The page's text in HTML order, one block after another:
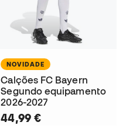
NOVIDADE
Calções FC Bayern
Segundo equipamento
2026-2027
44,99 €